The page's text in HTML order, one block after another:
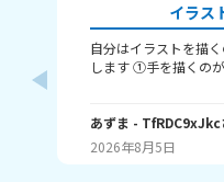
イラス
自分はイラストを描
します ①手を描くの
つも立ち絵ばかり描い
ません。とうしたらい
あずま - TfRDC9xJkc
2026年8月5日